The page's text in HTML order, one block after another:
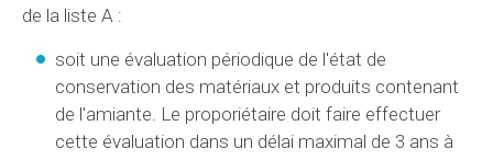
de la liste A :
soit une évaluation périodique de l'état de
conservation des matériaux et produits contenant
de l'amiante. Le proporiétaire doit faire effectuer
cette évaluation dans un délai maximal de 3 ans à